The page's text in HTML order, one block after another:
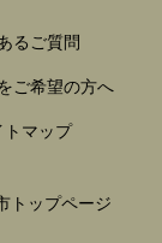
るご質問
ご希望の方へ
トマップ
トップページ